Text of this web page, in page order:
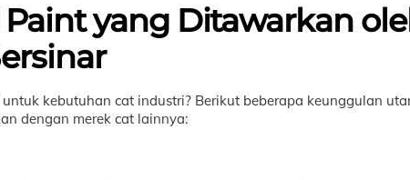
yang Ditawarkan
kebutuhan cat industri? Berikut beberapa keunggulan
dengan merek cat lainnya: